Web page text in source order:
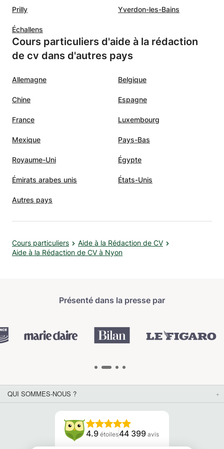
tout
Prilly Yverdon-les-Bains
Échallens
Cours particuliers d'aide à la rédaction
de cv dans d'autres pays
Allemagne Belgique
Chine Espagne
France Luxembourg
Mexique Pays-Bas
Royaume-Uni Égypte
Émirats arabes unis États-Unis
Autres pays
Cours particuliers
Aide à la Rédaction de CV
Aide à la Rédaction de CV à Nyon
Présenté dans la presse par
QUI SOMMES-NOUS ?
4.9 étoiles44 399 avis